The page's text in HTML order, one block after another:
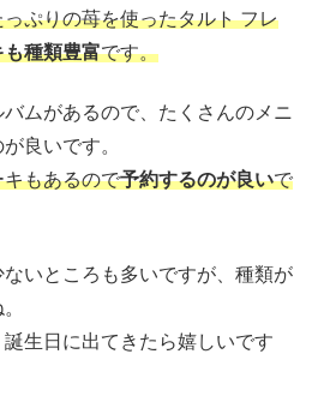
ぷりの苺を使ったタルト フレ
種類豊富です。
ムがあるので、たくさんのメニ
良いです。
もあるので予約するのが良いで
いところも多いですが、種類が
生日に出てきたら嬉しいです